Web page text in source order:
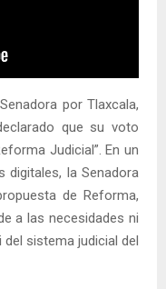
por Tlaxcala,
que su voto
Judicial”. En un
digitales, la Senadora
de Reforma,
a las necesidades ni
sistema judicial del